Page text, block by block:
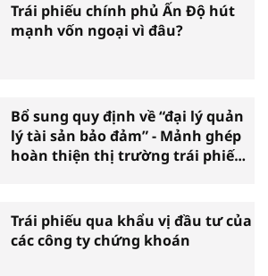
Trái phiếu chính phủ Ấn Độ hút
mạnh vốn ngoại vì đâu?
Bổ sung quy định về “đại lý quản
lý tài sản bảo đảm” - Mảnh ghép
hoàn thiện thị trường trái phiếu
Trái phiếu qua khẩu vị đầu tư của
các công ty chứng khoán